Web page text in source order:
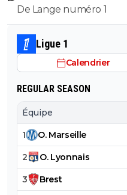
Surtout quand on lit le
encore de boulot mais
d'encouragement.
De Lange numéro 1
Ligue 1
Calendrier
REGULAR SEASON
Équipe
1 O. Marseille
2 O. Lyonnais
3 Brest